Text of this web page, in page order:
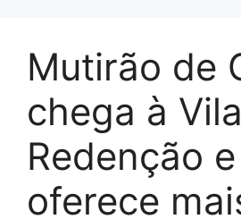
Mutirão de
chega à Vila
Redenção e
oferece